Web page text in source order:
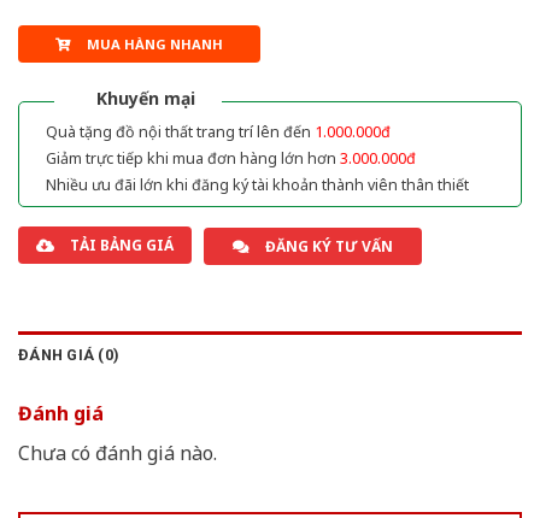
MUA HÀNG NHANH
Khuyến mại
Quà tặng đồ nội thất trang trí lên đến 1.000.000đ
Giảm trực tiếp khi mua đơn hàng lớn hơn 3.000.000đ
Nhiều ưu đãi lớn khi đăng ký tài khoản thành viên thân thiết
TẢI BẢNG GIÁ ĐĂNG KÝ TƯ VẤN
ĐÁNH GIÁ (0)
Đánh giá
Chưa có đánh giá nào.